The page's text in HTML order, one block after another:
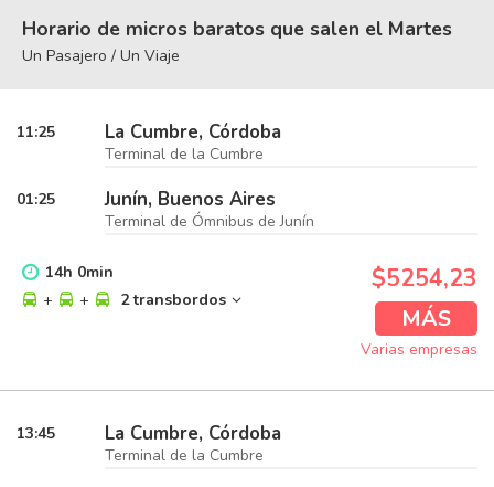
Horario de micros baratos que salen el Martes
Un Pasajero / Un Viaje
11:25 La Cumbre, Córdoba
Terminal de la Cumbre
01:25 Junín, Buenos Aires
Terminal de Ómnibus de Junín
14h 0min
+
+ 2 transbordos
$5254,23
MÁS
Varias empresas
13:45 La Cumbre, Córdoba
Terminal de la Cumbre